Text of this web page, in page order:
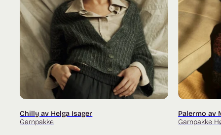
Chilly av Helga Isager
Garnpakke
Palermo av
Garnpakke